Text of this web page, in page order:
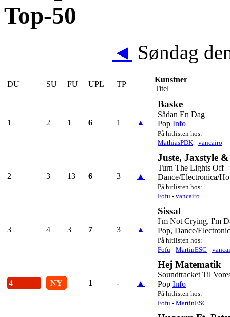
◄ Søndag
DU SU FU UPL TP
Kunstner
Titel
1 2 1 6 1 ▲
Baske
Sådan En Dag
Pop Info
På hitlisten hos:
MathiasPDK - vancairo
2 3 13 6 3 ▲
Juste, Jaxstyle
Turn The Lights Off
Dance/Electronica/
På hitlisten hos:
Fofu - vancairo
3 4 3 7 3 ▲
Sissal
I'm Not Crying, I'm
Pop, Dance/
På hitlisten hos:
Fofu - MartinESC -
4 NY 1 - ▲
Hej Matematik
Soundtracket Til
Pop Info
På hitlisten hos:
Fofu - MartinESC